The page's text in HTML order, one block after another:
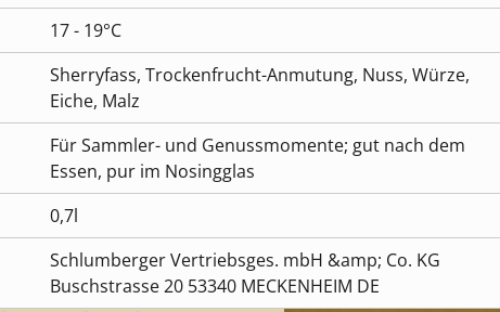
17 - 19°C
Sherryfass, Trockenfrucht-Anmutung, Nuss, Würze,
Eiche, Malz
Für Sammler- und Genussmomente; gut nach dem
Essen, pur im Nosingglas
0,7l
Schlumberger Vertriebsges. mbH &amp; Co. KG
Buschstrasse 20 53340 MECKENHEIM DE